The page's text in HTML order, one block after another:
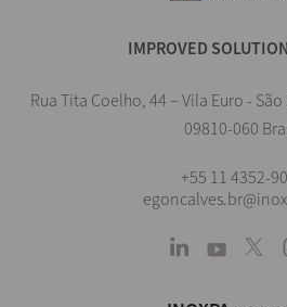
IMPROVED
Rua Tita Coelho, 44 – Vila Euro -
09810-060
+55 11 4352-